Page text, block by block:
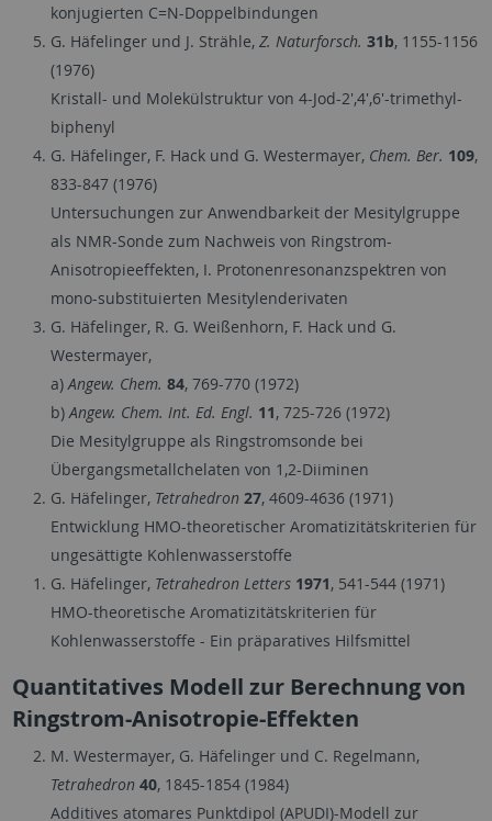
konjugierten C=N-Doppelbindungen
G. Häfelinger und J. Strähle, Z. Naturforsch. 31b, 1155-1156
(1976)
Kristall- und Molekülstruktur von 4-Jod-2',4',6'-trimethyl-
biphenyl
G. Häfelinger, F. Hack und G. Westermayer, Chem. Ber. 109,
833-847 (1976)
Untersuchungen zur Anwendbarkeit der Mesitylgruppe
als NMR-Sonde zum Nachweis von Ringstrom-
Anisotropieeffekten, I. Protonenresonanzspektren von
mono-substituierten Mesitylenderivaten
G. Häfelinger, R. G. Weißenhorn, F. Hack und G.
Westermayer,
a) Angew. Chem. 84, 769-770 (1972)
b) Angew. Chem. Int. Ed. Engl. 11, 725-726 (1972)
Die Mesitylgruppe als Ringstromsonde bei
Übergangsmetallchelaten von 1,2-Diiminen
G. Häfelinger, Tetrahedron 27, 4609-4636 (1971)
Entwicklung HMO-theoretischer Aromatizitätskriterien für
ungesättigte Kohlenwasserstoffe
G. Häfelinger, Tetrahedron Letters 1971, 541-544 (1971)
HMO-theoretische Aromatizitätskriterien für
Kohlenwasserstoffe - Ein präparatives Hilfsmittel
Quantitatives Modell zur Berechnung von
Ringstrom-Anisotropie-Effekten
M. Westermayer, G. Häfelinger und C. Regelmann,
Tetrahedron 40, 1845-1854 (1984)
Additives atomares Punktdipol (APUDI)-Modell zur